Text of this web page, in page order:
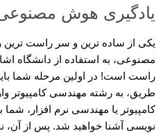
یادگیری هوش
یکی از ساده ترین و سر راست ترین
مصنوعی، به استفاده از دانشگاه
راست است! در اولین مرحله شما
طریق، به رشته مهندسی کامپیوتر
کامپیوتر یا مهندسی نرم افزار، شما
نویسی آشنا خواهید شد. پس از